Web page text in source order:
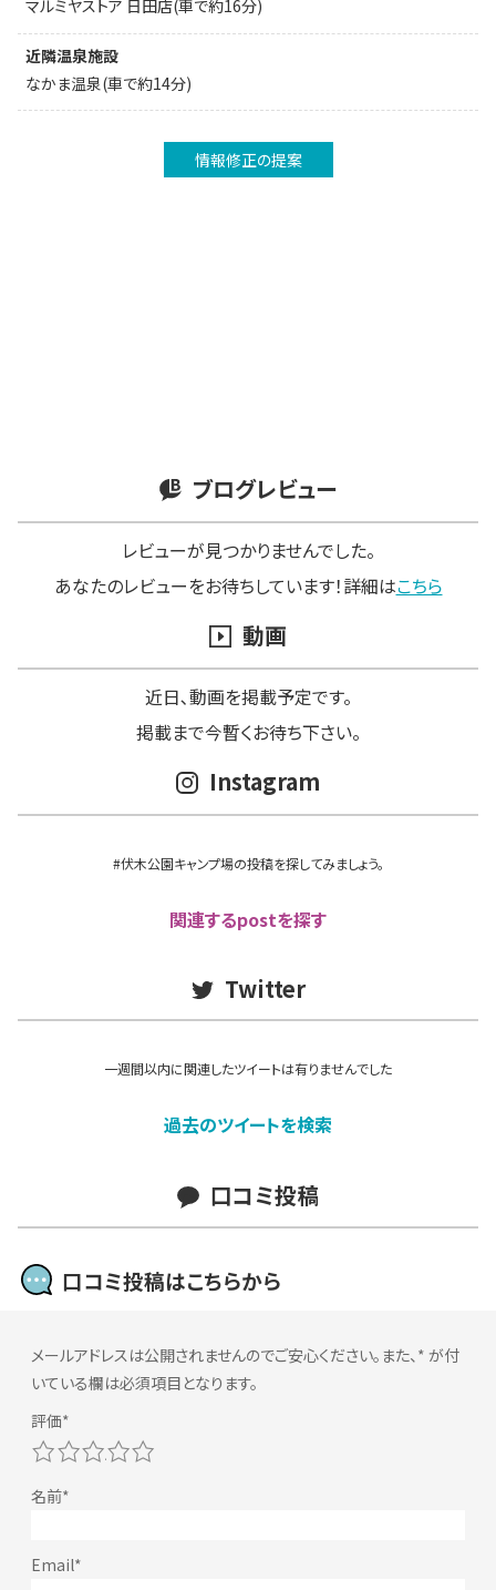
マルミヤストア 日田店(車で約16分)
近隣温泉施設
なかま温泉(車で約14分)
情報修正の提案
ブログレビュー
レビューが見つかりませんでした。
あなたのレビューをお待ちしています！詳細はこちら
動画
近日､動画を掲載予定です。
掲載まで今暫くお待ち下さい。
Instagram
#伏木公園キャンプ場の投稿を探してみましょう。
関連するpostを探す
Twitter
一週間以内に関連したツイートは有りませんでした
過去のツイートを検索
口コミ投稿
口コミ投稿はこちらから
メールアドレスは公開されませんのでご安心ください。また、* が付
いている欄は必須項目となります。
5
4
3
2